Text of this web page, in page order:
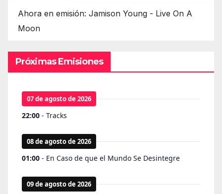
Ahora en emisión: Jamison Young - Live On A
Moon
Próximas Emisiones